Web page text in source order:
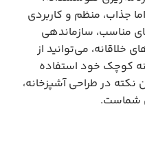
جذاب، منظم و کاربردی
مناسب، سازماندهی
خلاقانه، می‌توانید از
کوچک خود استفاده
در طراحی آشپزخانه،
شماست.